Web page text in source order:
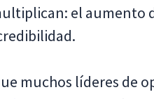
el aumento
muchos líderes de